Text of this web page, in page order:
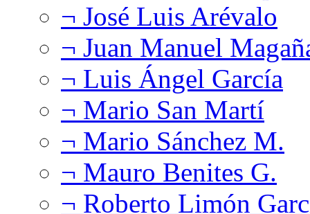
¬ José Luis Arévalo
¬ Juan Manuel
¬ Luis Ángel García
¬ Mario San Martí
¬ Mario Sánchez M.
¬ Mauro Benites G.
¬ Roberto Limón